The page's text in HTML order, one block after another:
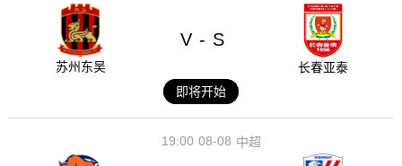
苏州东吴
V - S
长春亚泰
即将开始
08-08
19:00 中超